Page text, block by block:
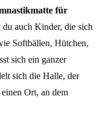
für
auch Kinder, die sich
Softbällen, Hütchen,
sich ein ganzer
sich die Halle, der
Ort, an dem